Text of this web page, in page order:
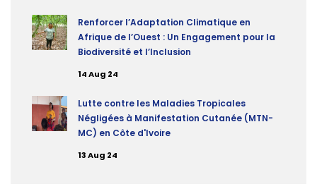
Renforcer l’Adaptation Climatique en
Afrique de l’Ouest : Un Engagement pour la
Biodiversité et l’Inclusion
14 Aug 24
Lutte contre les Maladies Tropicales
Négligées à Manifestation Cutanée (MTN-
MC) en Côte d'Ivoire
13 Aug 24